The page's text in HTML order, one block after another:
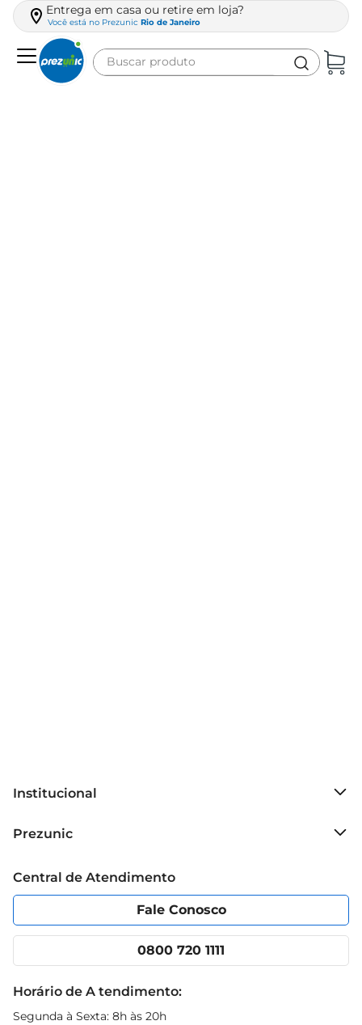
Entrega em casa ou retire em loja?
Você está no Prezunic Rio de Janeiro
Buscar produto
Institucional
Grupo Cencosud
Política de Privacidade
Portal do fornecedor
Cencosud Media
Prezunic
Código de Ética
App Prezunic
Central de Atendimento
Fale Conosco
0800 720 1111
Horário de A tendimento:
Segunda à Sexta: 8h às 20h